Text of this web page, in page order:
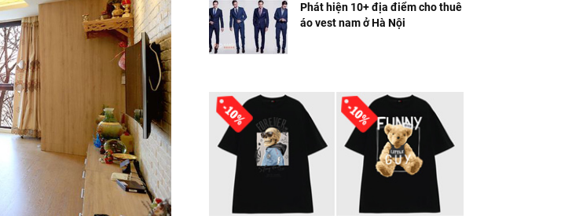
Phát hiện 10+ địa điểm cho thuê
áo vest nam ở Hà Nội